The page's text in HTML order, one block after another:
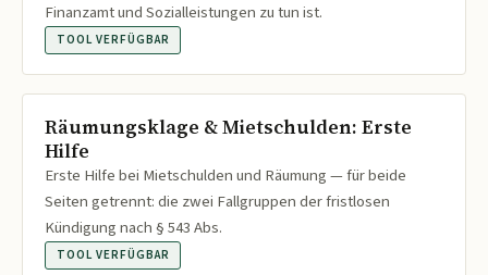
Finanzamt und Sozialleistungen zu tun ist.
TOOL VERFÜGBAR
Räumungsklage & Mietschulden: Erste
Hilfe
Erste Hilfe bei Mietschulden und Räumung — für beide
Seiten getrennt: die zwei Fallgruppen der fristlosen
Kündigung nach § 543 Abs.
TOOL VERFÜGBAR